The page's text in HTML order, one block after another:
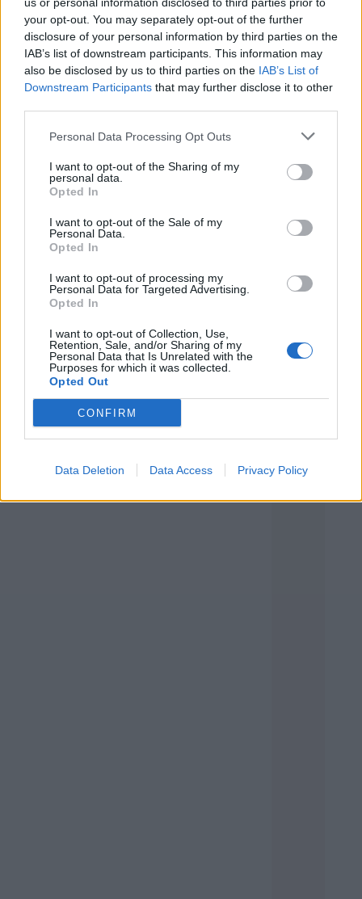
your opt-out. You may separately opt-out of the further
disclosure of your personal information by third parties on the
IAB’s list of downstream participants. This information may
also be disclosed by us to third parties on the IAB’s List of
Downstream Participants that may further disclose it to other
Personal Data Processing Opt Outs
I want to opt-out of the Sharing of my
personal data.
Opted In
I want to opt-out of the Sale of my
Personal Data.
Opted In
I want to opt-out of processing my
Personal Data for Targeted Advertising.
Opted In
I want to opt-out of Collection, Use,
Retention, Sale, and/or Sharing of my
Personal Data that Is Unrelated with the
Purposes for which it was collected.
Opted Out
CONFIRM
Data Deletion Data Access Privacy Policy